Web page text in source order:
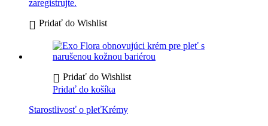
zaregistrujte.
Pridať do Wishlist
Pridať do Wishlist
Pridať do košíka
Starostlivosť o pleťKrémy